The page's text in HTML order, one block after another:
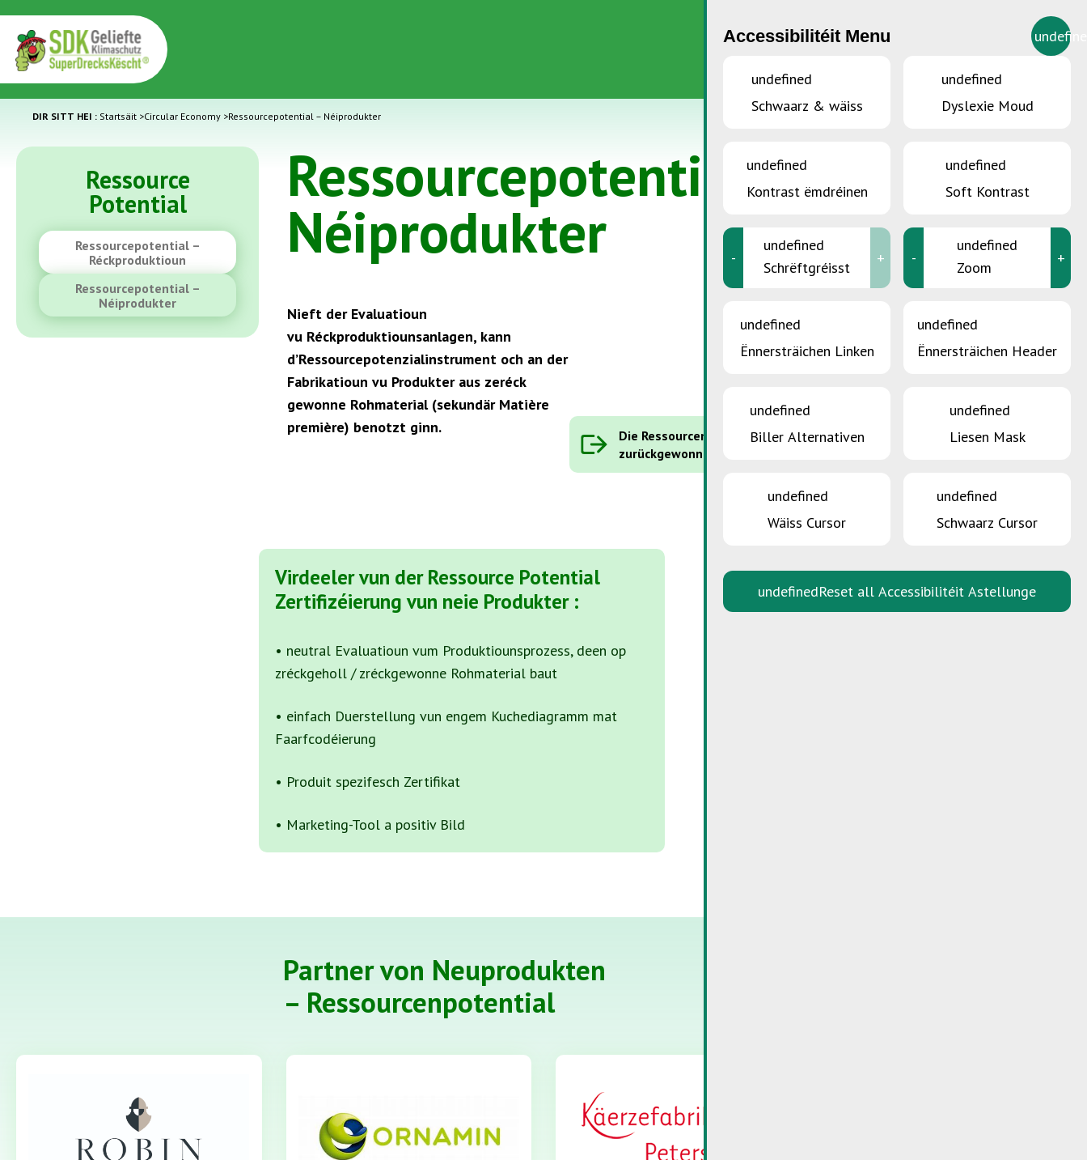
LU
DIR SITT HEI : Startsäit >Circular Economy >Ressourcepotential – Néiprodukter
Ressource
Potential
Ressourcepotential –
Réckproduktioun
Ressourcepotential –
Néiprodukter
Ressourcepotential –
Néiprodukter
Nieft der Evaluatioun
vu Réckproduktiounsanlagen, kann
d’Ressourcepotenzialinstrument och an der
Fabrikatioun vu Produkter aus zeréck
gewonne Rohmaterial (sekundär Matière
première) benotzt ginn.
Die Ressourcenpotential- Zertifizierung von Neuprodukten mittels
zurückgewonnen Rohstoffen
Virdeeler vun der Ressource Potential
Zertifizéierung vun neie Produkter :
• neutral Evaluatioun vum Produktiounsprozess, deen op
zréckgeholl / zréckgewonne Rohmaterial baut
• einfach Duerstellung vun engem Kuchediagramm mat
Faarfcodéierung
• Produit spezifesch Zertifikat
• Marketing-Tool a positiv Bild
Partner von Neuprodukten
– Ressourcenpotential
Accessibilitéit Menu
undefined
Schwaarz & wäiss
undefined
Dyslexie Moud
undefined
Kontrast ëmdréinen
undefined
Soft Kontrast
-
undefined
Schrëftgréisst
+ -
undefined
Zoom
+
undefined
Ënnersträichen Linken
undefined
Ënnersträichen Header
undefined
Biller Alternativen
undefined
Liesen Mask
undefined
Wäiss Cursor
undefined
Schwaarz Cursor
undefinedReset all Accessibilitéit Astellunge